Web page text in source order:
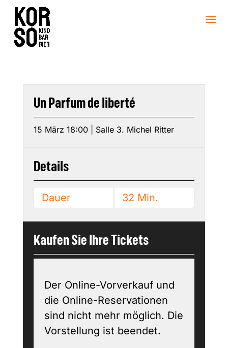
Un Parfum de liberté
15 März 18:00 | Salle 3. Michel Ritter
Details
Dauer 32 Min.
Kaufen Sie Ihre Tickets
Der Online-Vorverkauf und
die Online-Reservationen
sind nicht mehr möglich. Die
Vorstellung ist beendet.